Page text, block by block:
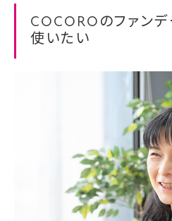
COCOROのファンデ
使いたい